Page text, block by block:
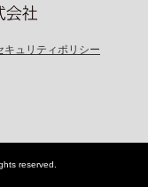
キュリティポリシー
reserved.